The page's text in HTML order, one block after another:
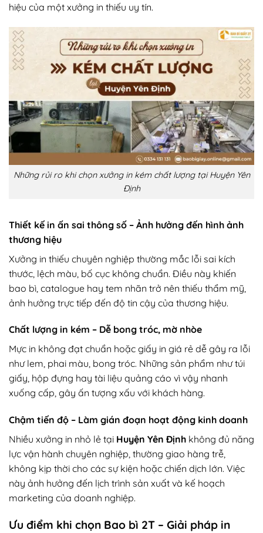
hiệu của một xưởng in thiếu uy tín.
Những rủi ro khi chọn xưởng in kém chất lượng tại Huyện Yên
Định
Thiết kế in ấn sai thông số – Ảnh hưởng đến hình ảnh
thương hiệu
Xưởng in thiếu chuyên nghiệp thường mắc lỗi sai kích
thước, lệch màu, bố cục không chuẩn. Điều này khiến
bao bì, catalogue hay tem nhãn trở nên thiếu thẩm mỹ,
ảnh hưởng trực tiếp đến độ tin cậy của thương hiệu.
Chất lượng in kém – Dễ bong tróc, mờ nhòe
Mực in không đạt chuẩn hoặc giấy in giá rẻ dễ gây ra lỗi
như lem, phai màu, bong tróc. Những sản phẩm như túi
giấy, hộp đựng hay tài liệu quảng cáo vì vậy nhanh
xuống cấp, gây ấn tượng xấu với khách hàng.
Chậm tiến độ – Làm gián đoạn hoạt động kinh doanh
Nhiều xưởng in nhỏ lẻ tại Huyện Yên Định không đủ năng
lực vận hành chuyên nghiệp, thường giao hàng trễ,
không kịp thời cho các sự kiện hoặc chiến dịch lớn. Việc
này ảnh hưởng đến lịch trình sản xuất và kế hoạch
marketing của doanh nghiệp.
Ưu điểm khi chọn Bao bì 2T – Giải pháp in